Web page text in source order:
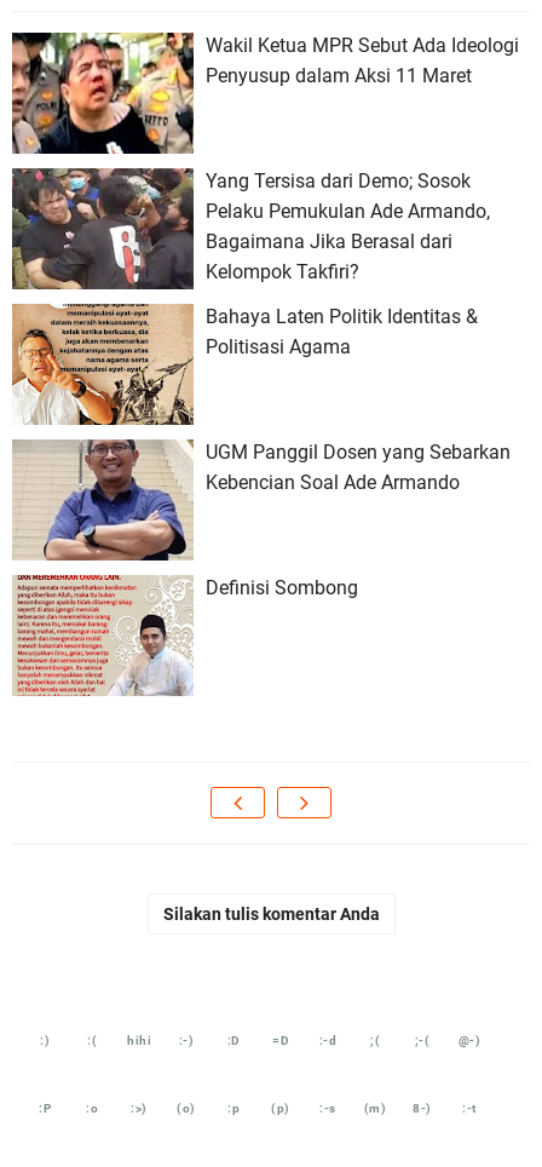
Wakil Ketua MPR Sebut Ada Ideologi
Penyusup dalam Aksi 11 Maret
Yang Tersisa dari Demo; Sosok
Pelaku Pemukulan Ade Armando,
Bagaimana Jika Berasal dari
Kelompok Takfiri?
Bahaya Laten Politik Identitas &
Politisasi Agama
UGM Panggil Dosen yang Sebarkan
Kebencian Soal Ade Armando
Definisi Sombong
Silakan tulis komentar Anda
:) :( hihi :-) :D =D :-d ;( ;-( @-)
:P :o :>) (o) :p (p) :-s (m) 8-) :-t